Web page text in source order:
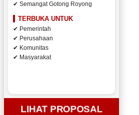
✔ Semangat Gotong Royong
TERBUKA UNTUK
✔ Pemerintah
✔ Perusahaan
✔ Komunitas
✔ Masyarakat
LIHAT PROPOSAL